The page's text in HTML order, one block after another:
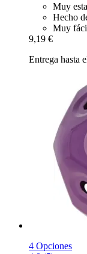
Muy
Hecho
Muy
9,19 €
Entrega hasta
4 Opciones